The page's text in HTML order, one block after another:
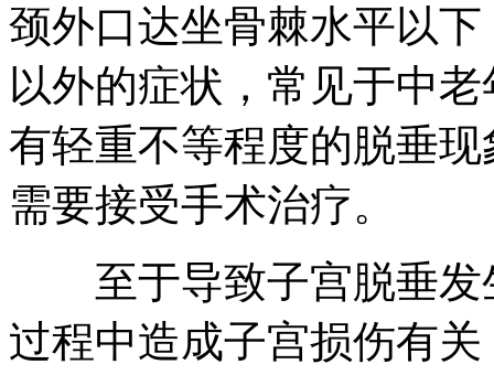
颈外口达坐骨棘水平以
以外的症状，常见于中
有轻重不等程度的脱垂
需要接受手术治疗。
至于导致子宫脱垂发
过程中造成子宫损伤有